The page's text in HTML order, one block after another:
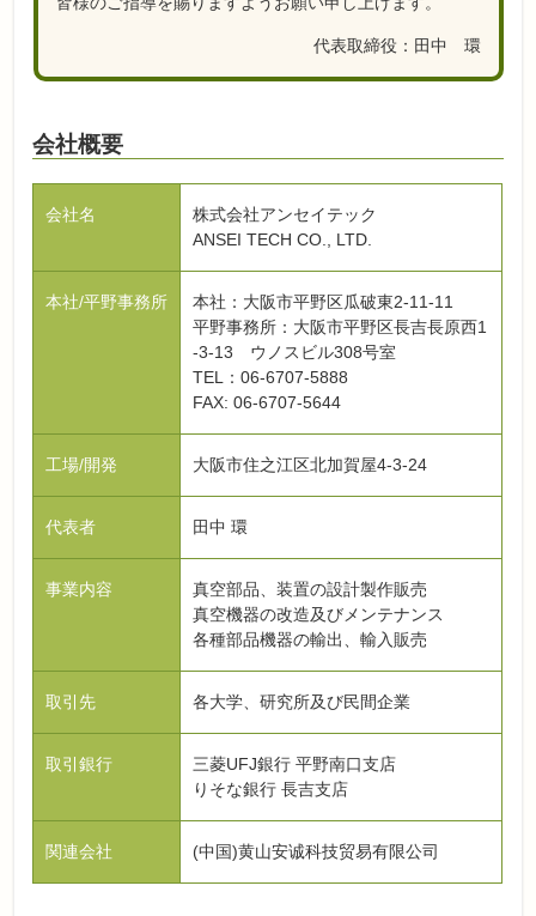
代表取締役：田中 環
会社概要
会社名
株式会社アンセイテック
ANSEI TECH CO., LTD.
本社/平野事務所
本社：大阪市平野区瓜破東2-11-11
平野事務所：大阪市平野区長吉長原西1
-3-13 ウノスビル308号室
TEL：06-6707-5888
FAX: 06-6707-5644
工場/開発 大阪市住之江区北加賀屋4-3-24
代表者 田中 環
事業内容
真空部品、装置の設計製作販売
真空機器の改造及びメンテナンス
各種部品機器の輸出、輸入販売
取引先 各大学、研究所及び民間企業
取引銀行
三菱UFJ銀行 平野南口支店
りそな銀行 長吉支店
関連会社 (中国)黄山安诚科技贸易有限公司